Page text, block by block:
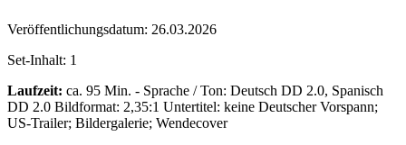
Veröffentlichungsdatum: 26.03.2026
Set-Inhalt: 1
Laufzeit: ca. 95 Min. - Sprache / Ton: Deutsch DD 2.0, Spanisch
DD 2.0 Bildformat: 2,35:1 Untertitel: keine Deutscher Vorspann;
US-Trailer; Bildergalerie; Wendecover